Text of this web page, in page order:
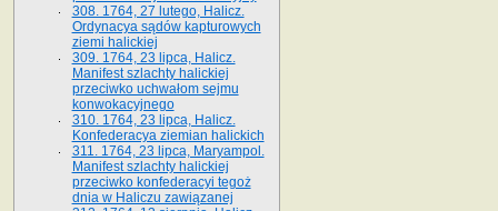
308. 1764, 27 lutego, Halicz.
Ordynacya sądów kapturowych
ziemi halickiej
309. 1764, 23 lipca, Halicz.
Manifest szlachty halickiej
przeciwko uchwałom sejmu
konwokacyjnego
310. 1764, 23 lipca, Halicz.
Konfederacya ziemian halickich
311. 1764, 23 lipca, Maryampol.
Manifest szlachty halickiej
przeciwko konfederacyi tegoż
dnia w Haliczu zawiązanej